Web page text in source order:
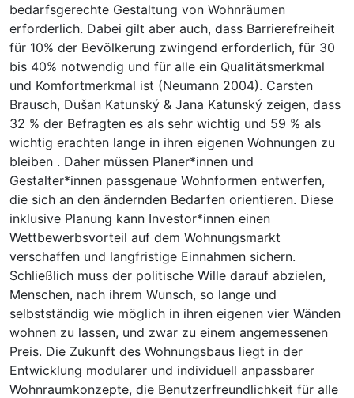
bedarfsgerechte Gestaltung von Wohnräumen
erforderlich. Dabei gilt aber auch, dass Barrierefreiheit
für 10% der Bevölkerung zwingend erforderlich, für 30
bis 40% notwendig und für alle ein Qualitätsmerkmal
und Komfortmerkmal ist (Neumann 2004). Carsten
Brausch, Dušan Katunský & Jana Katunský zeigen, dass
32 % der Befragten es als sehr wichtig und 59 % als
wichtig erachten lange in ihren eigenen Wohnungen zu
bleiben . Daher müssen Planer*innen und
Gestalter*innen passgenaue Wohnformen entwerfen,
die sich an den ändernden Bedarfen orientieren. Diese
inklusive Planung kann Investor*innen einen
Wettbewerbsvorteil auf dem Wohnungsmarkt
verschaffen und langfristige Einnahmen sichern.
Schließlich muss der politische Wille darauf abzielen,
Menschen, nach ihrem Wunsch, so lange und
selbstständig wie möglich in ihren eigenen vier Wänden
wohnen zu lassen, und zwar zu einem angemessenen
Preis. Die Zukunft des Wohnungsbaus liegt in der
Entwicklung modularer und individuell anpassbarer
Wohnraumkonzepte, die Benutzerfreundlichkeit für alle